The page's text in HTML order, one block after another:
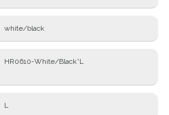
white/black
HR0610-White/Black*L
L